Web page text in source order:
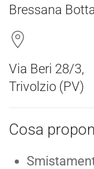
Bressana
Via Beri 28/3,
Trivolzio (PV)
Cosa